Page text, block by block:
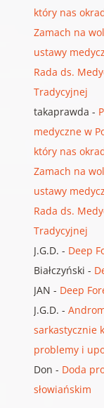
który nas
Zamach na
ustawy
Rada ds.
Tradycyjnej
takaprawda -
medyczne w
który nas
Zamach na
ustawy
Rada ds.
Tradycyjnej
J.G.D. - Deep
Białczyński -
JAN - Deep
J.G.D. -
sarkastycznie
problemy i
Don - Doda
słowiańskim